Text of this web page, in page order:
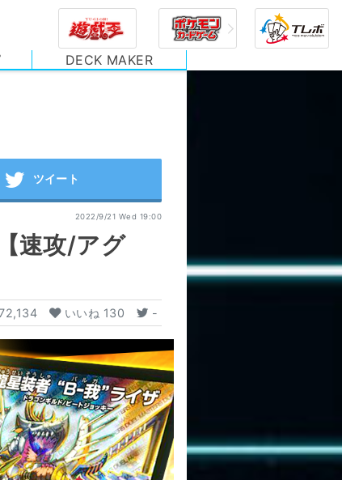
DECK MAKER
2022/9/21 Wed 19:00
速攻/アグ
いいね 130 -